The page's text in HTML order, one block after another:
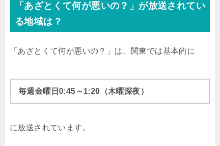
「あざとくて何が悪いの？」が放送されてい
る地域は？
「あざとくて何が悪いの？」は、関東では基本的に
毎週金曜日0:45～1:20（木曜深夜）
に放送されています。